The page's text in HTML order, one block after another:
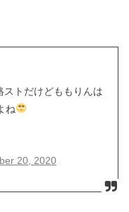
トだけどももりんは
ね
20, 2020